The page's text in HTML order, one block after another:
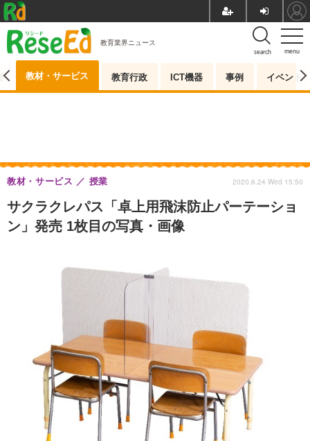
menu
search
教育業界ニュース
教材・サービス 教育行政 ICT機器 事例 イベント
サクラクレパス「卓上用飛沫防止パーテーショ
ン」発売 1枚目の写真・画像
教材・サービス 授業 2020.6.24 Wed 15:50